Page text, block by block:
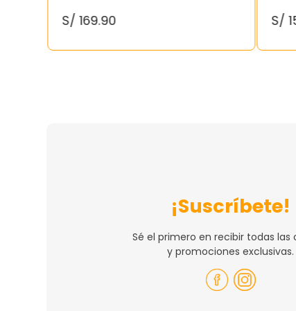
S/ 169.90 S/
¡Suscríbete!
Sé el primero en recibir todas las
y promociones exclusivas.